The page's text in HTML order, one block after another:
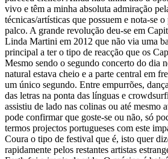
vivo e têm a minha absoluta admiração
técnicas/artísticas que possuem e nota-se
palco. A grande revolução deu-se em
Linda Martini em 2012 que não via uma
principal a ter o tipo de reacção que os
Mesmo sendo o segundo concerto do dia
natural estava cheio e a parte central em
um único segundo. Entre empurrões,
das letras na ponta das línguas e
assistiu de lado nas colinas ou até mesmo
pode confirmar que goste-se ou não, só
termos projectos portugueses com este
Coura o tipo de festival que é, isto quer
rapidamente pelos restantes artistas